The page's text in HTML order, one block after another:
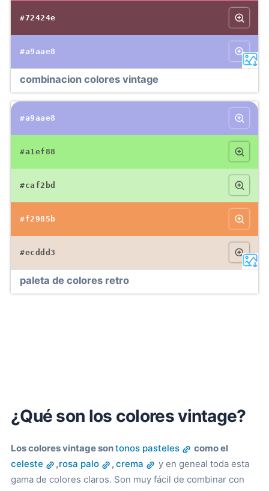
#72424e
#a9aae8
combinacion colores vintage
#a9aae8
#a1ef88
#caf2bd
#f2985b
#ecddd3
paleta de colores retro
¿Qué son los colores vintage?
Los colores vintage sontonos pasteles
como el
celeste
,rosa palo ,crema
y en geneal toda esta
gama de colores claros. Son muy fácil de combinar con